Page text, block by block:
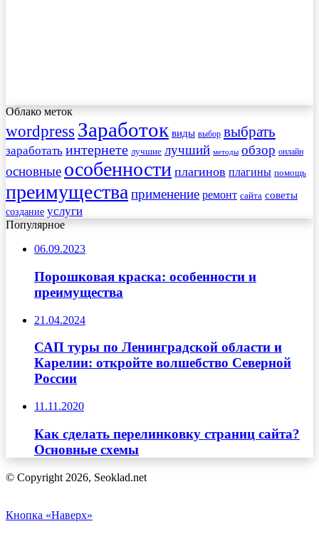
Облако меток
wordpress Заработок виды выбор выбрать
заработать интернете лучшие лучший методы обзор онлайн
основные особенности плагинов плагины помощь
преимущества применение ремонт сайта советы
создание услуги
Популярное
06.09.2023
Порошковая краска: особенности и
преимущества
21.04.2024
САП туры по Ленинградской области и
Карелии: откройте волшебство Северной
России
11.11.2020
Как сделать перелинковку страниц сайта?
Основные схемы
© Copyright 2026, Seoklad.net
Кнопка «Наверх»